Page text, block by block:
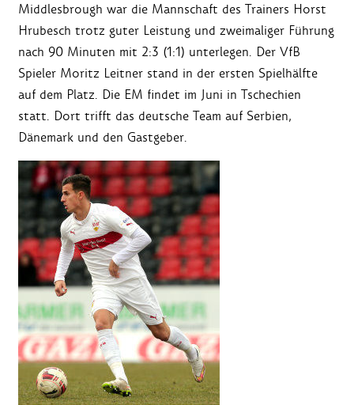
Middlesbrough war die Mannschaft des Trainers Horst
Hrubesch trotz guter Leistung und zweimaliger Führung
nach 90 Minuten mit 2:3 (1:1) unterlegen. Der VfB
Spieler Moritz Leitner stand in der ersten Spielhälfte
auf dem Platz. Die EM findet im Juni in Tschechien
statt. Dort trifft das deutsche Team auf Serbien,
Dänemark und den Gastgeber.